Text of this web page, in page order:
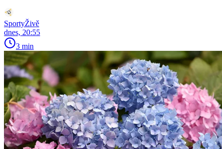
SportyŽivě
dnes, 20:55
3 min